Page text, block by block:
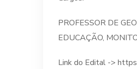
PROFESSOR DE
EDUCAÇÃO,
Link do Edital ->